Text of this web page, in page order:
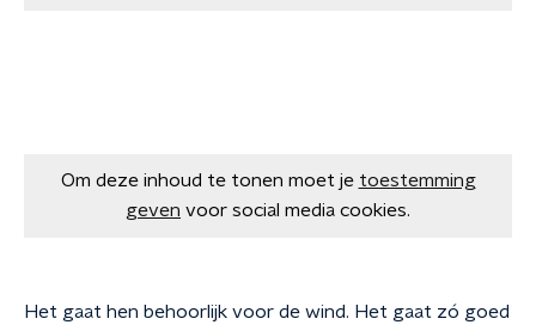
Om deze inhoud te tonen moet je toestemming
geven voor social media cookies.
Het gaat hen behoorlijk voor de wind. Het gaat zó goed